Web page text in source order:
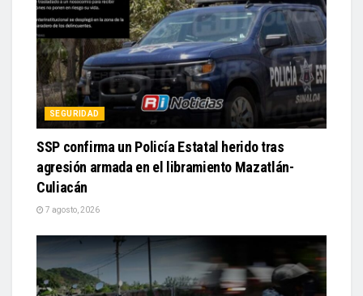
SEGURIDAD
SSP confirma un Policía Estatal herido tras
agresión armada en el libramiento Mazatlán-
Culiacán
7 agosto, 2026